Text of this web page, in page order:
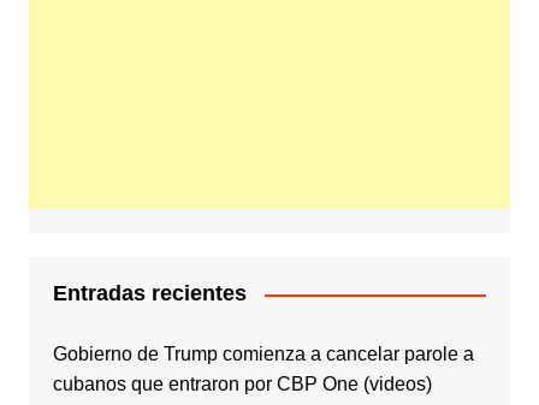
Entradas recientes
Gobierno de Trump comienza a cancelar parole a
cubanos que entraron por CBP One (videos)